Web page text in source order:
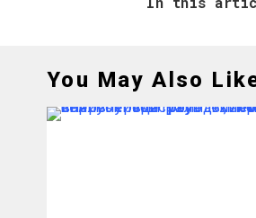
You May Also